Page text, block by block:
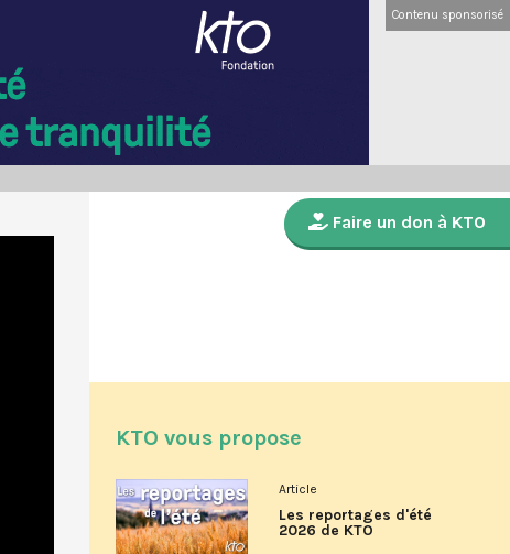
Contenu sponsorisé
Faire un don à KTO
KTO vous propose
Article
Les reportages d'été
2026 de KTO